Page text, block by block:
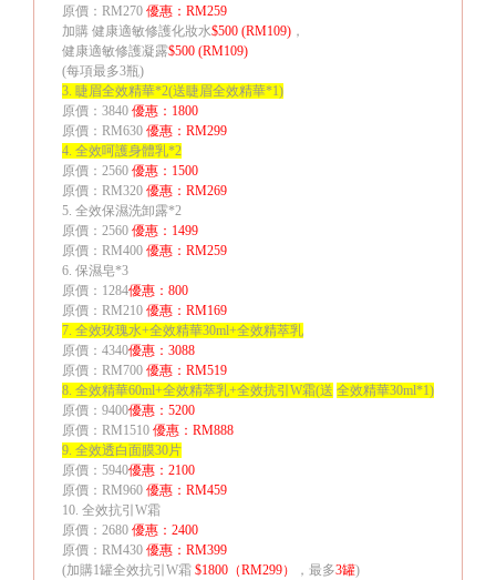
原價： RM270 優惠： RM259
加購 健康適敏修護化妝水$500 (RM109) ，
健康適敏修護凝露$500 (RM109)
(每項最多3瓶)
3. 睫眉全效精華*2(送睫眉全效精華*1)
原價： 3840 優惠： 1800
原價： RM630 優惠： RM299
4. 全效呵護身體乳*2
原價： 2560 優惠： 1500
原價： RM320 優惠： RM269
5. 全效保濕洗卸露*2
原價： 2560 優惠： 1499
原價： RM400 優惠： RM259
6. 保濕皂*3
原價： 1284優惠： 800
原價： RM210 優惠： RM169
7. 全效玫瑰水+全效精華30ml+全效精萃乳
原價： 4340優惠： 3088
原價： RM700 優惠： RM519
8. 全效精華60ml+全效精萃乳+全效抗引 W霜(送 全效精華30ml*1)
原價： 9400優惠： 5200
原價： RM1510 優惠： RM888
9. 全效透白面膜30片
原價： 5940優惠： 2100
原價： RM960 優惠： RM459
10. 全效抗引 W霜
原價： 2680 優惠： 2400
原價： RM430 優惠： RM399
(加購1罐全效抗引 W霜 $1800 （RM299） ，最多3罐)